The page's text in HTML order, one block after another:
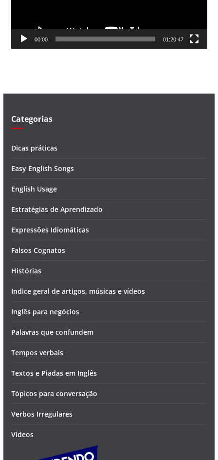
d
00:00 01:20:47
Categorias
Dicas práticas
Easy English Songs
English Usage
Estratégias de Aprendizado
Expressões Idiomáticas
Falsos Cognatos
Histórias
Indice geral de artigos, músicas e vídeos
Inglês para negócios
Palavras que confundem
Tempos verbais
Textos e Piadas em Inglês
Tópicos para conversação
Verbos Irregulares
Vídeos